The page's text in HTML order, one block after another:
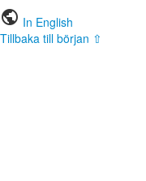
public In English
Tillbaka till början ⇧